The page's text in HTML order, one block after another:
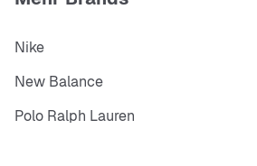
Nike
New Balance
Polo Ralph Lauren